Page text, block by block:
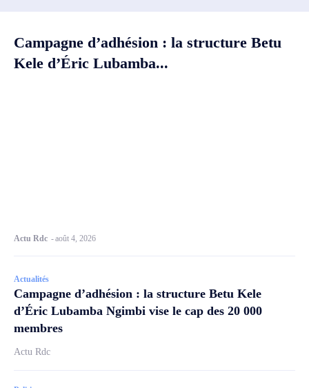
Campagne d’adhésion : la structure Betu
Kele d’Éric Lubamba...
Actu Rdc -août 4, 2026
Actualités
Campagne d’adhésion : la structure Betu Kele
d’Éric Lubamba Ngimbi vise le cap des 20 000
membres
Actu Rdc